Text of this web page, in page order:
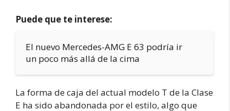
Puede que te interese:
El nuevo Mercedes-AMG E 63 podría ir
un poco más allá de la cima
La forma de caja del actual modelo T de la Clase
E ha sido abandonada por el estilo, algo que